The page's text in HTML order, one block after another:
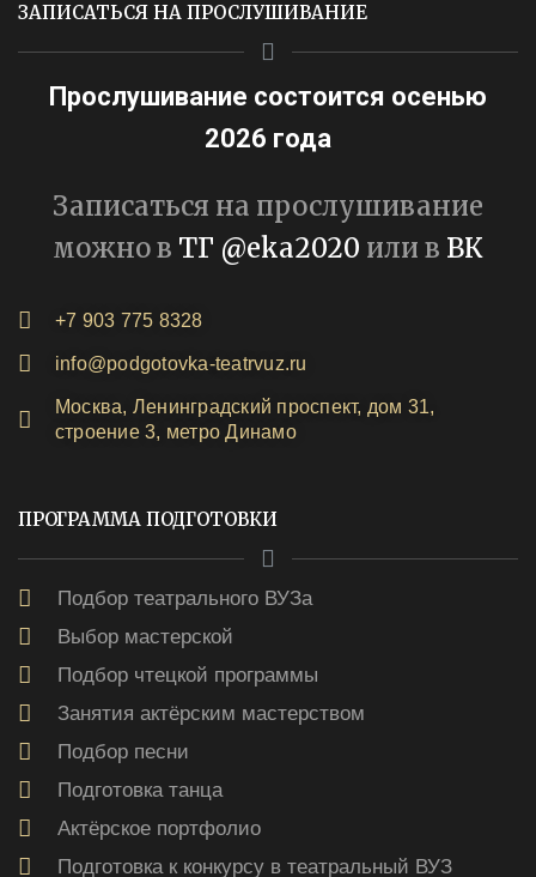
ЗАПИСАТЬСЯ НА ПРОСЛУШИВАНИЕ
Прослушивание состоится осенью
2026 года
Записаться на прослушивание
можно в ТГ @eka2020 или в ВК
+7 903 775 8328
info@podgotovka-teatrvuz.ru
Москва, Ленинградский проспект, дом 31,
строение 3, метро Динамо
ПРОГРАММА ПОДГОТОВКИ
Подбор театрального ВУЗа
Выбор мастерской
Подбор чтецкой программы
Занятия актёрским мастерством
Подбор песни
Подготовка танца
Актёрское портфолио
Подготовка к конкурсу в театральный ВУЗ